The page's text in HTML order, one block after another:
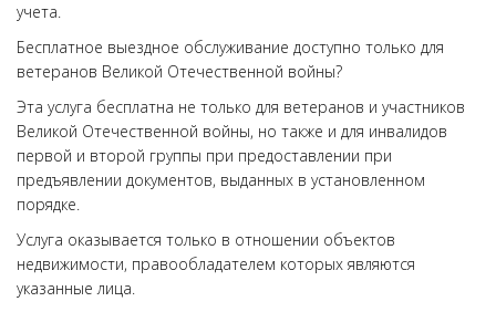
учета.
Бесплатное выездное обслуживание доступно только для
ветеранов Великой Отечественной войны?
Эта услуга бесплатна не только для ветеранов и участников
Великой Отечественной войны, но также и для инвалидов
первой и второй группы при предоставлении при
предъявлении документов, выданных в установленном
порядке.
Услуга оказывается только в отношении объектов
недвижимости, правообладателем которых являются
указанные лица.